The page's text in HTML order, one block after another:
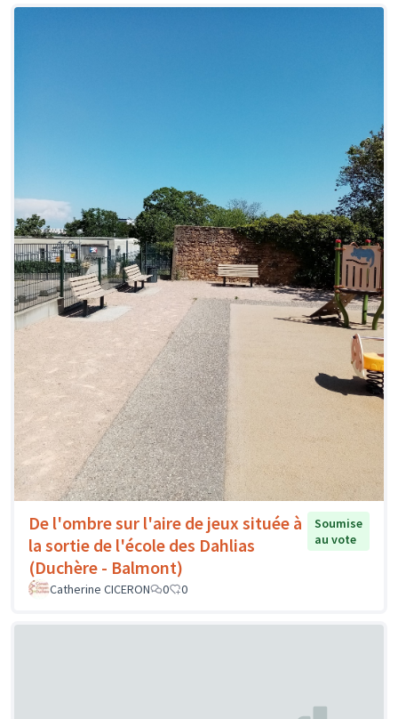
De l'ombre sur l'aire de jeux située à
la sortie de l'école des Dahlias
(Duchère - Balmont)
Soumise
au vote
Catherine CICERON 0 0